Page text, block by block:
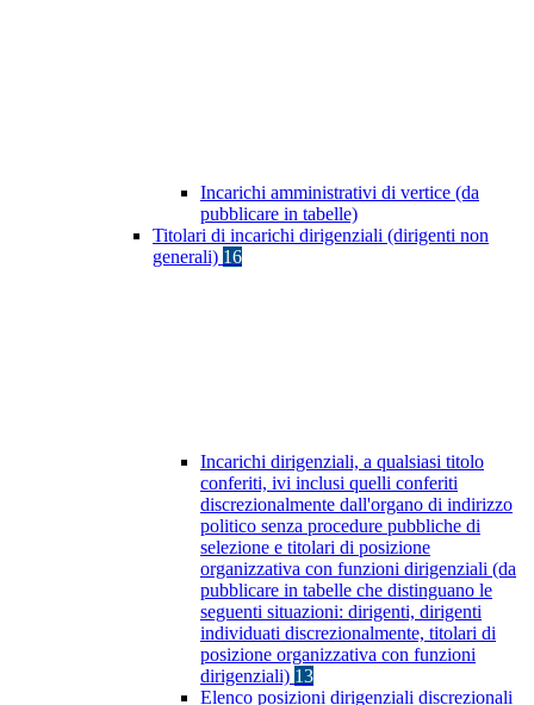
Incarichi amministrativi di vertice (da
pubblicare in tabelle)
Titolari di incarichi dirigenziali (dirigenti non
generali) 16
Incarichi dirigenziali, a qualsiasi titolo
conferiti, ivi inclusi quelli conferiti
discrezionalmente dall'organo di indirizzo
politico senza procedure pubbliche di
selezione e titolari di posizione
organizzativa con funzioni dirigenziali (da
pubblicare in tabelle che distinguano le
seguenti situazioni: dirigenti, dirigenti
individuati discrezionalmente, titolari di
posizione organizzativa con funzioni
dirigenziali) 13
Elenco posizioni dirigenziali discrezionali